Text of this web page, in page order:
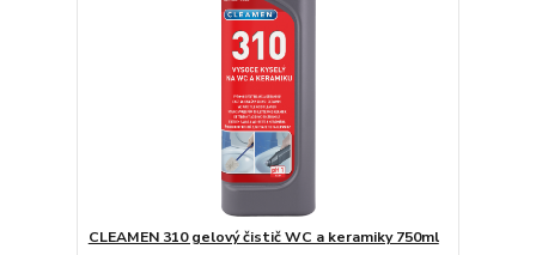
CLEAMEN 310 gelový čistič WC a keramiky 750ml